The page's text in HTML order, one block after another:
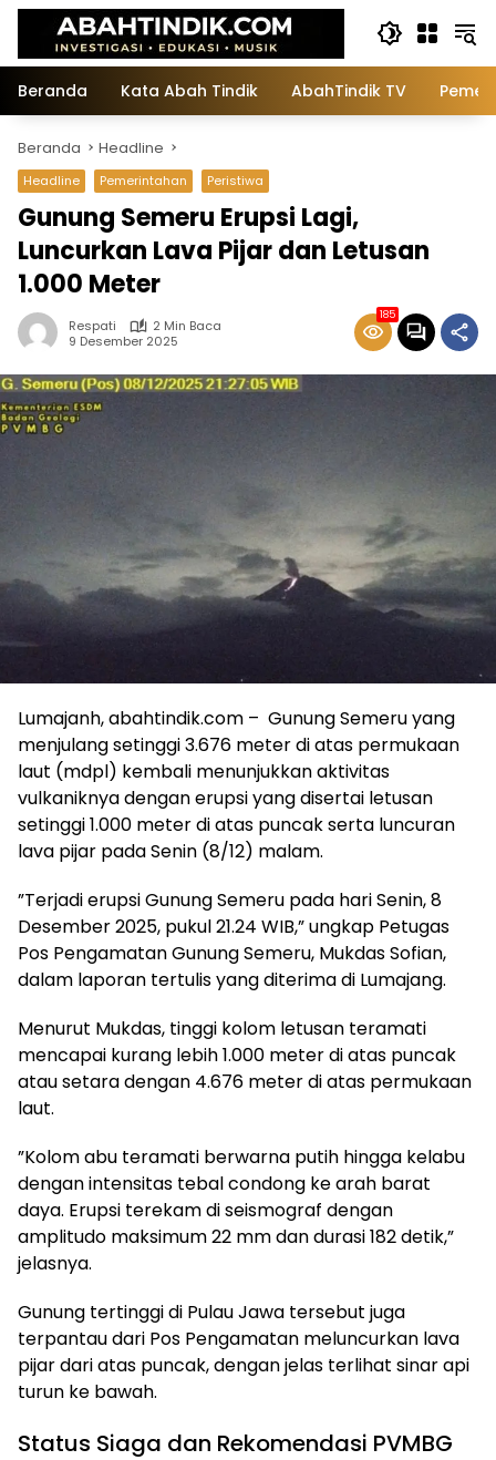
Langsung
konten
Beranda
Kata Abah Tindik AbahTindik TV
Beranda Headline
Headline Pemerintahan Peristiwa
Gunung Semeru Erupsi Lagi,
Luncurkan Lava Pijar dan Letusan
1.000 Meter
Respati
2 Min Baca
9 Desember 2025
185
Lumajanh, abahtindik.com – Gunung Semeru yang
menjulang setinggi 3.676 meter di atas permukaan
laut (mdpl) kembali menunjukkan aktivitas
vulkaniknya dengan erupsi yang disertai letusan
setinggi 1.000 meter di atas puncak serta luncuran
lava pijar pada Senin (8/12) malam.
​”Terjadi erupsi Gunung Semeru pada hari Senin, 8
Desember 2025, pukul 21.24 WIB,” ungkap Petugas
Pos Pengamatan Gunung Semeru, Mukdas Sofian,
dalam laporan tertulis yang diterima di Lumajang.
​Menurut Mukdas, tinggi kolom letusan teramati
mencapai kurang lebih 1.000 meter di atas puncak
atau setara dengan 4.676 meter di atas permukaan
laut.
​”Kolom abu teramati berwarna putih hingga kelabu
dengan intensitas tebal condong ke arah barat
daya. Erupsi terekam di seismograf dengan
amplitudo maksimum 22 mm dan durasi 182 detik,”
jelasnya.
​Gunung tertinggi di Pulau Jawa tersebut juga
terpantau dari Pos Pengamatan meluncurkan lava
pijar dari atas puncak, dengan jelas terlihat sinar api
turun ke bawah.
​Status Siaga dan Rekomendasi PVMBG